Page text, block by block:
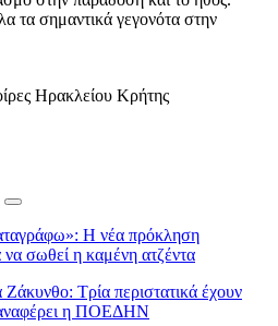
τα σημαντικά γεγονότα στην
Ηρακλείου Κρήτης
Η νέα πρόκληση
σωθεί η καμένη ατζέντα
Τρία περιστατικά έχουν
αναφέρει η ΠΟΕΔΗΝ